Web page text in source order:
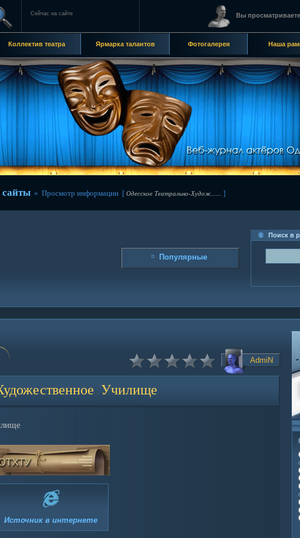
Сейчас на сайте Вы
Коллектив театра Ярмарка талантов Фотогалерея Наша
сайты » Просмотр информации [ Одесское Театрально-Худож...... ]
Популярные
Поиск в
AdmiN
Училище
Источник в интернете